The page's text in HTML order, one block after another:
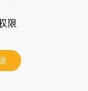
限